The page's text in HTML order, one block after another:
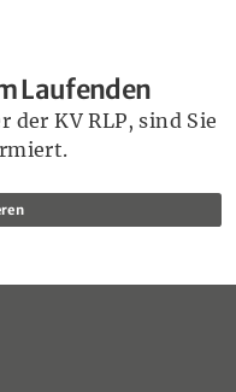
Laufenden
der KV RLP, sind Sie